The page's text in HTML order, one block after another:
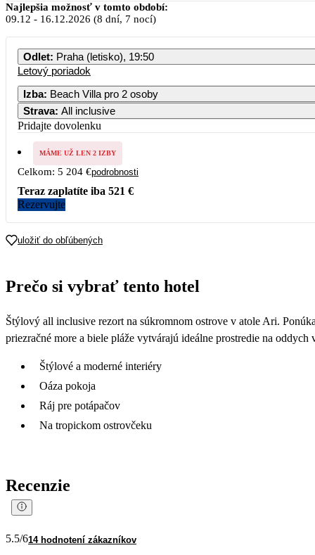
Najlepšia možnosť v tomto období:
09.12 - 16.12.2026 (8 dní, 7 nocí)
Odlet: Praha (letisko), 19:50
Letový poriadok
Izba: Beach Villa pro 2 osoby
Strava: All inclusive
Pridajte dovolenku
MÁME UŽ LEN 2 IZBY
Celkom: 5 204 €podrobnosti
Teraz zaplatíte iba 521 €
Rezervujte
uložiť do obľúbených
Prečo si vybrať tento hotel
Štýlový all inclusive rezort na súkromnom ostrove v atole Ari.
priezračné more a biele pláže vytvárajú ideálne prostredie na
Štýlové a moderné interiéry
Oáza pokoja
Ráj pre potápačov
Na tropickom ostrovčeku
Recenzie
5.5/614 hodnotení zákazníkov